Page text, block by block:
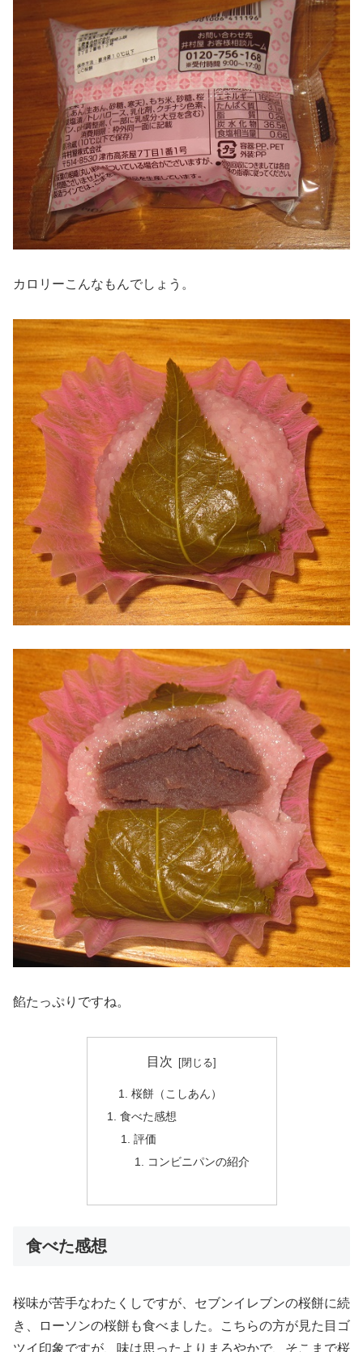
カロリーこんなもんでしょう。
餡たっぷりですね。
目次
桜餅（こしあん）
食べた感想
評価
コンビニパンの紹介
食べた感想
桜味が苦手なわたくしですが、セブンイレブンの桜餅に続
き、ローソンの桜餅も食べました。こちらの方が見た目ゴ
ツイ印象ですが、味は思ったよりまろやかで、そこまで桜